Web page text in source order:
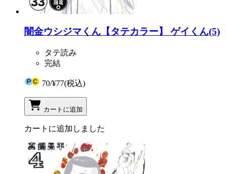
闇金ウシジマくん【タテカラー】 ゲイくん(5)
タテ読み
完結
70/¥77(税込)
カートに追加
カートに追加しました